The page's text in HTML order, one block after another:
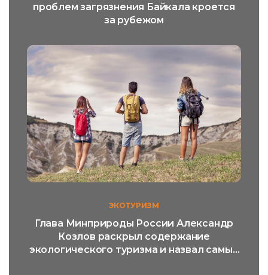
проблем загрязнения Байкала кроется
за рубежом
ЭКОТУРИЗМ
Глава Минприроды России Александр
Козлов раскрыл содержание
экологического туризма и назвал самый